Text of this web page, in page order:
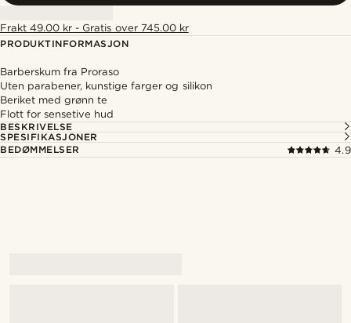
Frakt 49.00 kr - Gratis over 745.00 kr
PRODUKTINFORMASJON
Barberskum fra Proraso
Uten parabener, kunstige farger og silikon
Beriket med grønn te
Flott for sensetive hud
BESKRIVELSE
SPESIFIKASJONER
BEDØMMELSER
4.9